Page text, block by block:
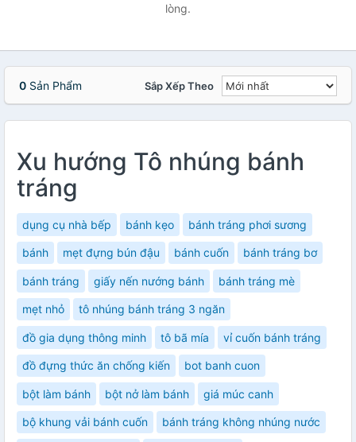
lòng.
0 Sản Phẩm Sắp Xếp Theo
Xu hướng Tô nhúng bánh
tráng
dụng cụ nhà bếp bánh kẹo bánh tráng phơi sương
bánh mẹt đựng bún đậu bánh cuốn bánh tráng bơ
bánh tráng giấy nến nướng bánh bánh tráng mè
mẹt nhỏ tô nhúng bánh tráng 3 ngăn
đồ gia dụng thông minh tô bã mía vỉ cuốn bánh tráng
đồ đựng thức ăn chống kiến bot banh cuon
bột làm bánh bột nở làm bánh giá múc canh
bộ khung vải bánh cuốn bánh tráng không nhúng nước